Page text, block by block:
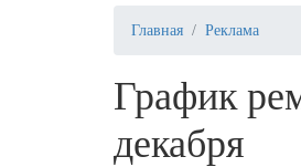
Главная Реклама
График
декабря